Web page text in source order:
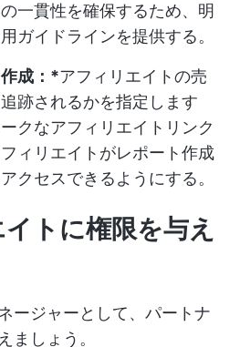
一貫性を確保するため、明
ガイドラインを提供する。
成：*アフィリエイトの売
追跡されるかを指定します
ークなアフィリエイトリンク
ィリエイトがレポート作成
クセスできるようにする。
トに権限を与え
ージャーとして、パートナ
ましょう。